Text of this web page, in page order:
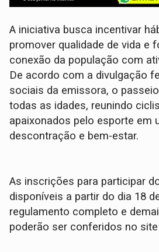
A iniciativa busca incentivar
promover qualidade de vida e
conexão da população com
De acordo com a divulgação
sociais da emissora, o
todas as idades, reunindo
apaixonados pelo esporte em
descontração e bem-estar.
As inscrições para participar
disponíveis a partir do dia 18
regulamento completo e
poderão ser conferidos no site